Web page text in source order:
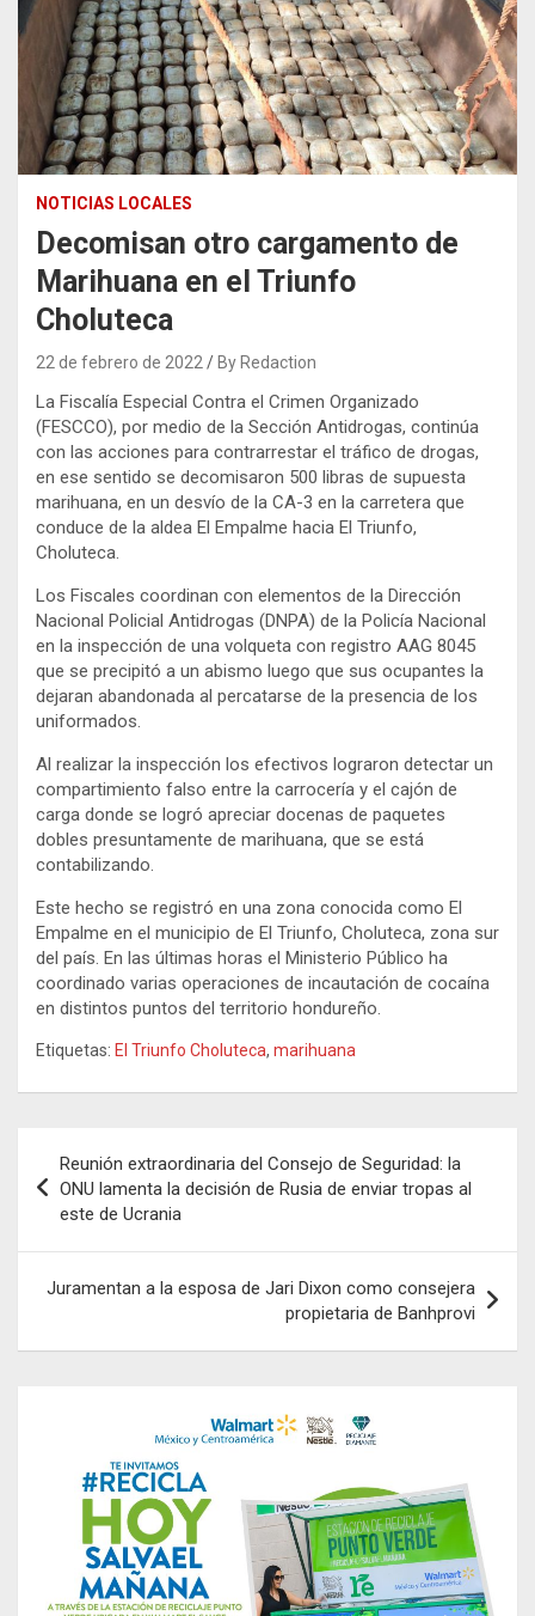
NOTICIAS LOCALES
Decomisan otro cargamento de
Marihuana en el Triunfo
Choluteca
22 de febrero de 2022 By Redaction
La Fiscalía Especial Contra el Crimen Organizado
(FESCCO), por medio de la Sección Antidrogas, continúa
con las acciones para contrarrestar el tráfico de drogas,
en ese sentido se decomisaron 500 libras de supuesta
marihuana, en un desvío de la CA-3 en la carretera que
conduce de la aldea El Empalme hacia El Triunfo,
Choluteca.
Los Fiscales coordinan con elementos de la Dirección
Nacional Policial Antidrogas (DNPA) de la Policía Nacional
en la inspección de una volqueta con registro AAG 8045
que se precipitó a un abismo luego que sus ocupantes la
dejaran abandonada al percatarse de la presencia de los
uniformados.
Al realizar la inspección los efectivos lograron detectar un
compartimiento falso entre la carrocería y el cajón de
carga donde se logró apreciar docenas de paquetes
dobles presuntamente de marihuana, que se está
contabilizando.
Este hecho se registró en una zona conocida como El
Empalme en el municipio de El Triunfo, Choluteca, zona sur
del país. En las últimas horas el Ministerio Público ha
coordinado varias operaciones de incautación de cocaína
en distintos puntos del territorio hondureño.
Etiquetas: El Triunfo Choluteca, marihuana
de
entradas
Reunión extraordinaria del Consejo de Seguridad: la
ONU lamenta la decisión de Rusia de enviar tropas al
este de Ucrania
Juramentan a la esposa de Jari Dixon como consejera
propietaria de Banhprovi